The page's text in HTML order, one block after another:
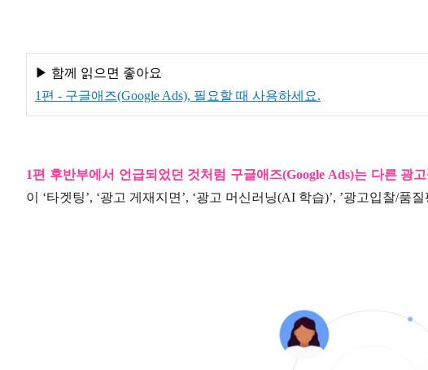
▶ 함께 읽으면 좋아요
1편 - 구글애즈(Google Ads), 필요할 때 사용하세요.
1편 후반부에서 언급되었던 것처럼 구글애즈(Google Ads)는 다른 광
이
‘타겟팅’, ‘광고 게재지면’, ‘광고 머신러닝(AI 학습)’, ’광고입찰/품질